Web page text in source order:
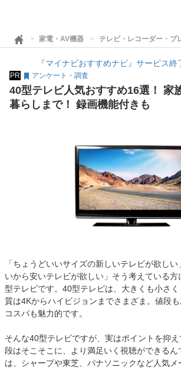
家電・AV機器 テレビ・レコーダー・プ
『マイナビおすすめナビ』サービス
PR アンケート・調査
40型テレビ人気おすすめ16選！ 家
暮らしまで！ 録画機能付きも
「ちょうどいいサイズの新しいテレビが欲し
いから安いテレビが欲しい」そう考えている
型テレビです。40型テレビは、大きくも小さ
質は4Kからハイビジョンまでさまざま。値段も
コスパも魅力的です。
そんな40型テレビですが、実はポイントを抑
段はそこそこに、より満足いく視聴ができるん
は、シャープや東芝、パナソニックなど人気メ